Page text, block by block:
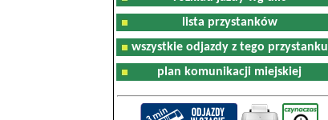
lista przystanków
wszystkie odjazdy z tego przystanku
plan komunikacji miejskiej